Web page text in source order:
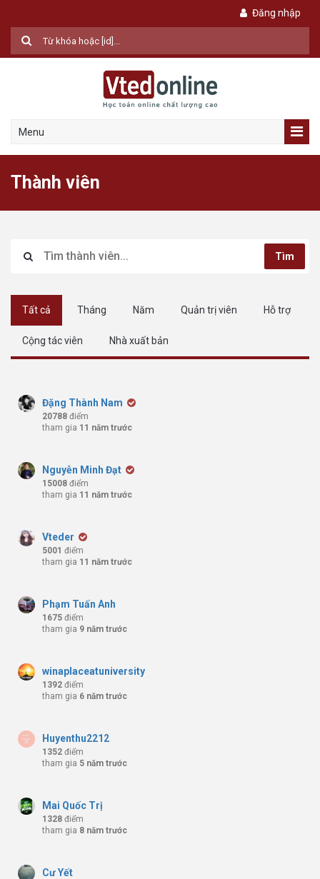
Đăng nhập
Menu
Thành viên
Tìm
Tất cả Tháng Năm Quản trị viên Hỗ trợ
Cộng tác viên Nhà xuất bản
Đặng Thành Nam
20788 điểm
tham gia 11 năm trước
Nguyễn Minh Đạt
15008 điểm
tham gia 11 năm trước
Vteder
5001 điểm
tham gia 11 năm trước
Phạm Tuấn Anh
1675 điểm
tham gia 9 năm trước
winaplaceatuniversity
1392 điểm
tham gia 6 năm trước
Huyenthu2212
1352 điểm
tham gia 5 năm trước
Mai Quốc Trị
1328 điểm
tham gia 8 năm trước
Cư Yết